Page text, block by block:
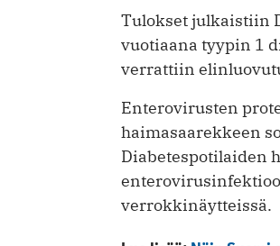
Tulokset julkaistiin
vuotiaana tyypin 1
verrattiin
Enterovirusten
haimasaarekkeen
Diabetespotilaiden
verrokkinäytteissä.